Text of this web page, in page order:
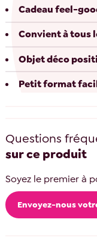
Cadeau feel-
Convient à tous
Objet déco
Petit format
Questions
sur ce produit
Soyez le premier à
Envoyez-nous